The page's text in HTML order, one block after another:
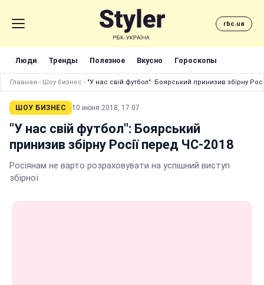
rbc.ua
Люди Тренды Полезное Вкусно Гороскопы
Главная › Шоу бизнес › "У нас свій футбол": Боярський принизив збірну
ШОУ БИЗНЕС 10 июня 2018, 17:07
"У нас свій футбол": Боярський
принизив збірну Росії перед ЧС-2018
Росіянам не варто розраховувати на успішний виступ
збірної